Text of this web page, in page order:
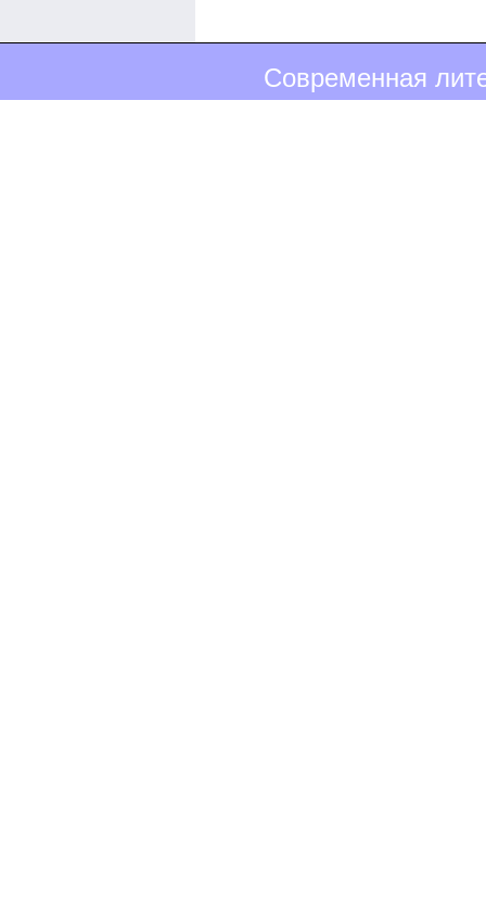
Современная